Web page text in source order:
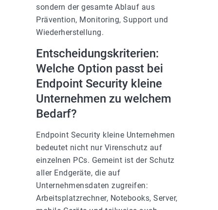
sondern der gesamte Ablauf aus
Prävention, Monitoring, Support und
Wiederherstellung.
Entscheidungskriterien:
Welche Option passt bei
Endpoint Security kleine
Unternehmen zu welchem
Bedarf?
Endpoint Security kleine Unternehmen
bedeutet nicht nur Virenschutz auf
einzelnen PCs. Gemeint ist der Schutz
aller Endgeräte, die auf
Unternehmensdaten zugreifen:
Arbeitsplatzrechner, Notebooks, Server,